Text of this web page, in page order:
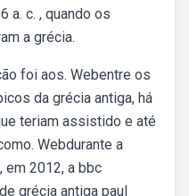
a. c. , quando os
a grécia.
foi aos. Webentre os
da grécia antiga, há
teriam assistido e até
Webdurante a
2012, a bbc
grécia antiga paul